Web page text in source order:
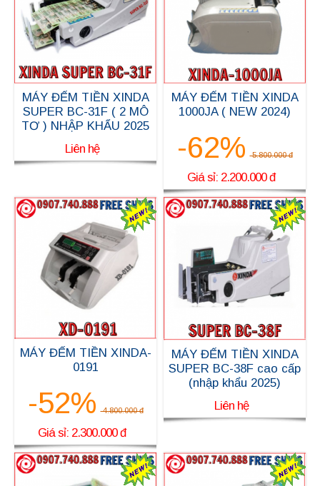
MÁY ĐẾM TIỀN XINDA
SUPER BC-31F ( 2 MÔ
TƠ ) NHẬP KHẨU 2025
Liên hệ
MÁY ĐẾM TIỀN XINDA
1000JA ( NEW 2024)
-62% 5.800.000 đ
Giá sỉ: 2.200.000 đ
MÁY ĐẾM TIỀN XINDA-
0191
-52% 4.800.000 đ
Giá sỉ: 2.300.000 đ
MÁY ĐẾM TIỀN XINDA
SUPER BC-38F cao cấp
(nhập khẩu 2025)
Liên hệ